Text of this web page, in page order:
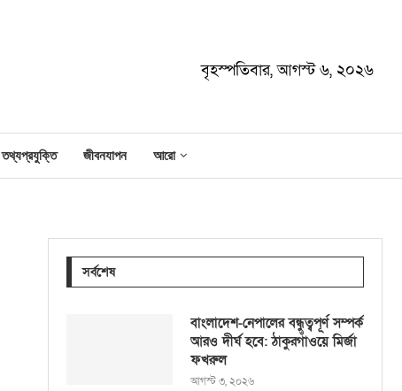
বৃহস্পতিবার, আগস্ট ৬, ২০২৬
তথ্যপ্রযুক্তি জীবনযাপন আরো
সর্বশেষ
বাংলাদেশ-নেপালের বন্ধুত্বপূর্ণ সম্পর্ক
আরও দীর্ঘ হবে: ঠাকুরগাঁওয়ে মির্জা
ফখরুল
আগস্ট ৩, ২০২৬